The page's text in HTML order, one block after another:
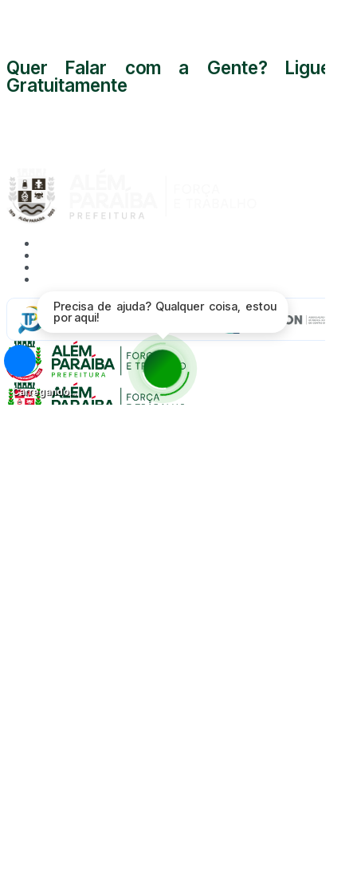
Carregando...
Quer Falar com a Gente? Ligue
Gratuitamente
Radar da
Transparência
Precisa de ajuda? Qualquer coisa, estou
por aqui!